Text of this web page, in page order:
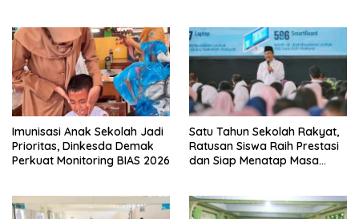
Imunisasi Anak Sekolah Jadi
Prioritas, Dinkesda Demak
Perkuat Monitoring BIAS 2026
Satu Tahun Sekolah Rakyat,
Ratusan Siswa Raih Prestasi
dan Siap Menatap Masa